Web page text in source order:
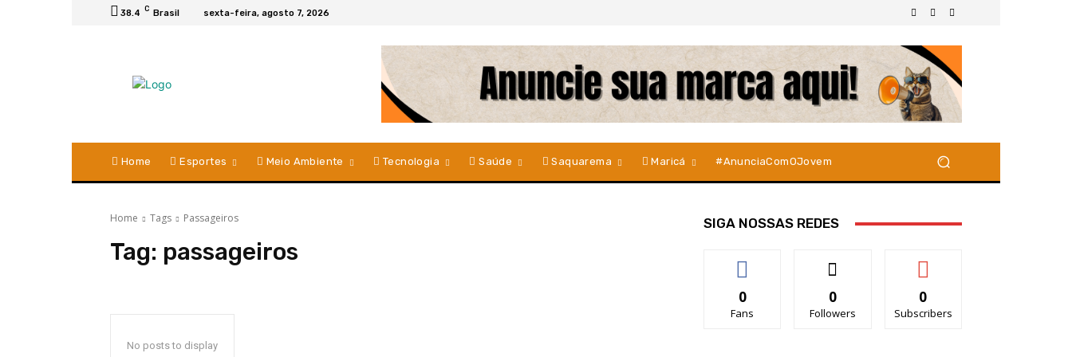
38.4 C Brasil sexta-feira, agosto 7, 2026
Home Esportes Meio Ambiente Tecnologia Saúde Saquarema Maricá #AnunciaComOJovem
Home Tags Passageiros
Tag: passageiros
No posts to display
SIGA NOSSAS REDES
0
Fans
0
Followers
0
Subscribers